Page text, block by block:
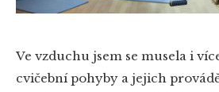
Ve vzduchu jsem se musela i
cvičební pohyby a jejich